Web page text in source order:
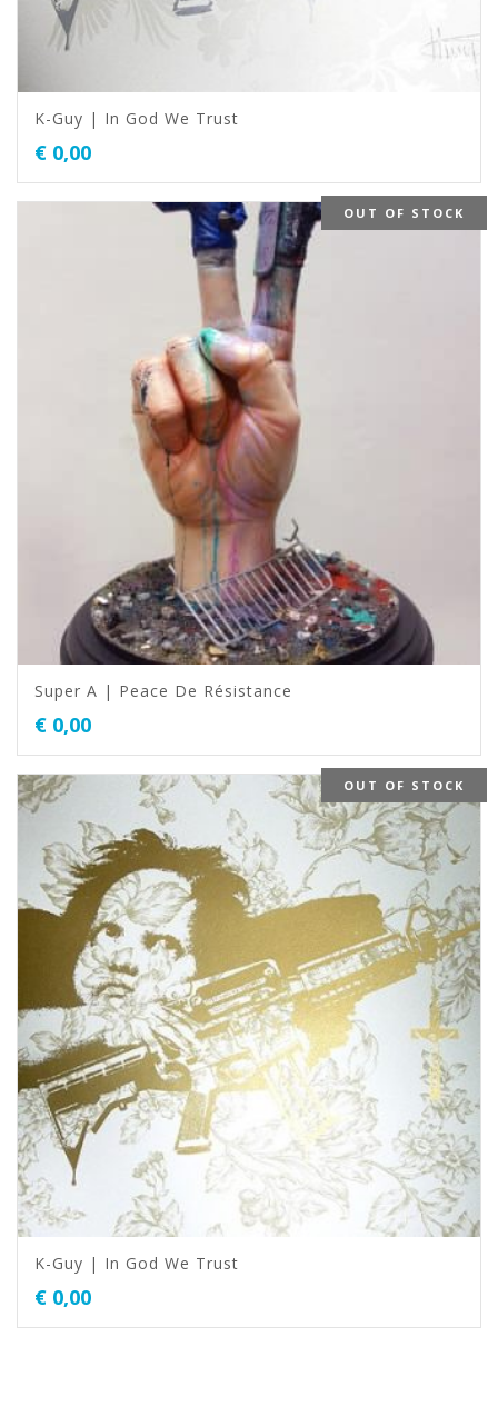
K-Guy | In God We Trust
€ 0,00
OUT OF STOCK
Super A | Peace De Résistance
€ 0,00
OUT OF STOCK
K-Guy | In God We Trust
€ 0,00